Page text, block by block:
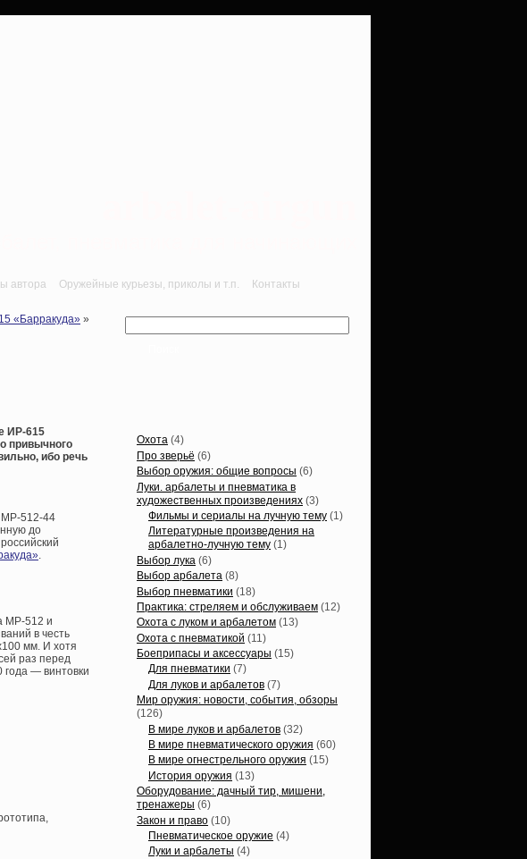
автора Оружейные курьезы, приколы и т.п. Контакты
«Барракуда» »
ИР-615
привычного
ибо речь
МР-512-44
до
МР-512 и
в честь
мм. И хотя
раз перед
года — винтовки
Охота (4)
Про зверьё (6)
Выбор оружия: общие вопросы (6)
Луки. арбалеты и пневматика в
художественных произведениях (3)
Фильмы и сериалы на лучную тему (1)
Литературные произведения на
арбалетно-лучную тему (1)
Выбор лука (6)
Выбор арбалета (8)
Выбор пневматики (18)
Практика: стреляем и обслуживаем (12)
Охота с луком и арбалетом (13)
Охота с пневматикой (11)
Боеприпасы и аксессуары (15)
Для пневматики (7)
Для луков и арбалетов (7)
Мир оружия: новости, события, обзоры
(126)
В мире луков и арбалетов (32)
В мире пневматического оружия (60)
В мире огнестрельного оружия (15)
История оружия (13)
Оборудование: дачный тир, мишени,
тренажеры (6)
Закон и право (10)
Пневматическое оружие (4)
Луки и арбалеты (4)